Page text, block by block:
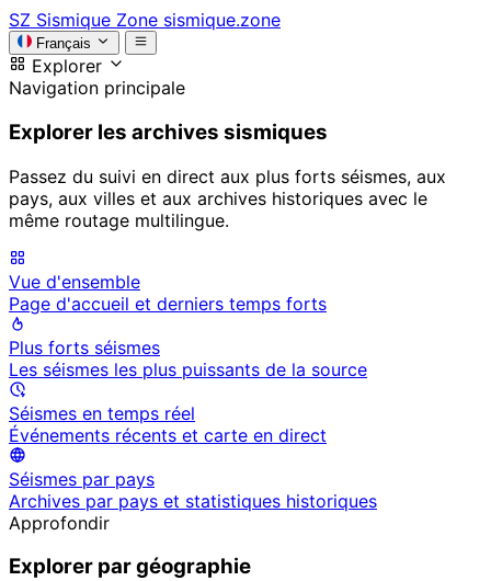
SZ Sismique Zone sismique.zone
Français
Explorer
Navigation principale
Explorer les archives sismiques
Passez du suivi en direct aux plus forts séismes, aux
pays, aux villes et aux archives historiques avec le
même routage multilingue.
Vue d'ensemble
Page d'accueil et derniers temps forts
Plus forts séismes
Les séismes les plus puissants de la source
Séismes en temps réel
Événements récents et carte en direct
Séismes par pays
Archives par pays et statistiques historiques
Approfondir
Explorer par géographie